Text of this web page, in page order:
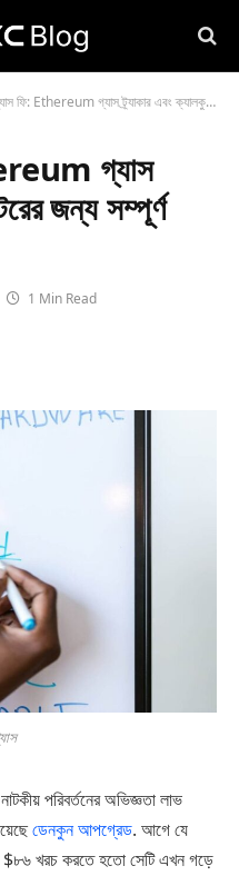
Ethereum গ্যাস ট্র্যাকার এবং ক্যালকুলেটরের জন্য সম্পূর্ণ গাইড
গ্যাস
জন্য সম্পূর্ণ
1 Min Read
পরিবর্তনের অভিজ্ঞতা লাভ
ডেনকুন আপগ্রেড. আগে যে
$৮৬ খরচ করতে হতো সেটি এখন গড়ে